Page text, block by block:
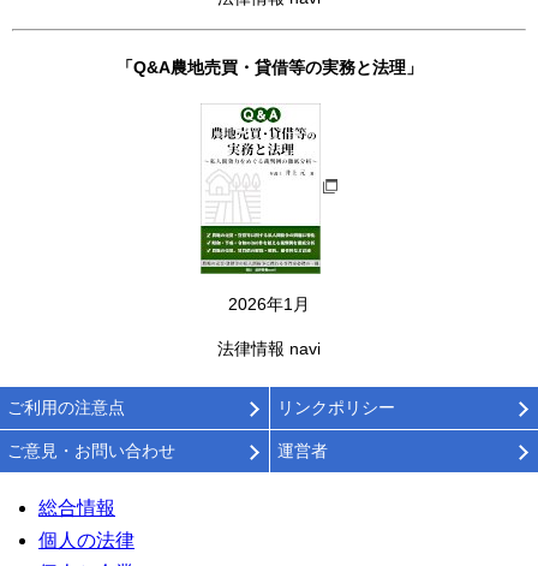
「Q&A農地売買・貸借等の実務と法理」
2026年1月
法律情報 navi
ご利用の注意点 リンクポリシー
ご意見・お問い合わせ 運営者
総合情報
個人の法律